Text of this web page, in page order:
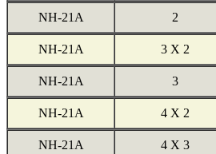
NH-21A
2
NH-21A 3 X 2
NH-21A 3
NH-21A 4 X 2
NH-21A 4 X 3